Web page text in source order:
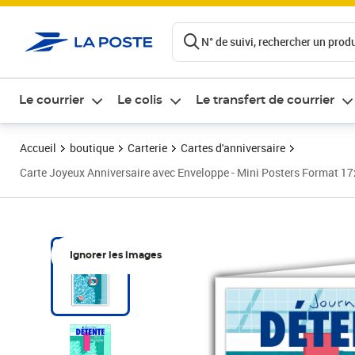
N° de suivi, rechercher un
Le courrier Le colis Le transfert de courrier
Accueil boutique Carterie
Cartes d'anniversaire
Carte Joyeux Anniversaire avec Enveloppe - Mini Posters Format
Ignorer les images